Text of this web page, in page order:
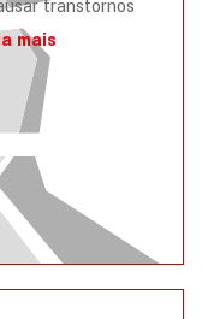
transtornos
mais